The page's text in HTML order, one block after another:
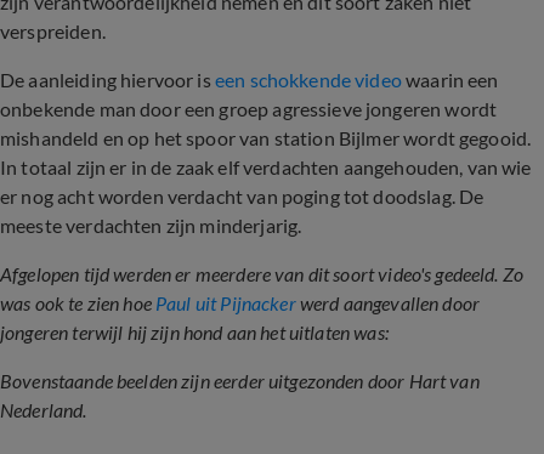
verspreiden.
De aanleiding hiervoor is een schokkende videowaarin een
onbekende man door een groep agressieve jongeren wordt
mishandeld en op het spoor van station Bijlmer wordt gegooid.
In totaal zijn er in de zaak elf verdachten aangehouden, van wie
er nog acht worden verdacht van poging tot doodslag. De
meeste verdachten zijn minderjarig.
Afgelopen tijd werden er meerdere van dit soort video's gedeeld. Zo
was ook te zien hoe Paul uit Pijnackerwerd aangevallen door
jongeren terwijl hij zijn hond aan het uitlaten was:
Bovenstaande beelden zijn eerder uitgezonden door Hart van
Nederland.